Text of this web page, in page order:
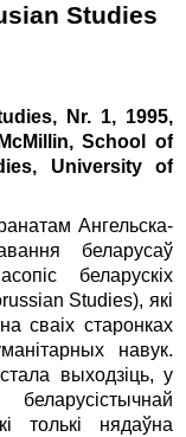
Studies
Nr. 1, 1995,
School of
University of
Ангельска-
беларусаў
беларускiх
Studies), якi
сваiх старонках
навук.
выходзiць, у
толькi нядаўна